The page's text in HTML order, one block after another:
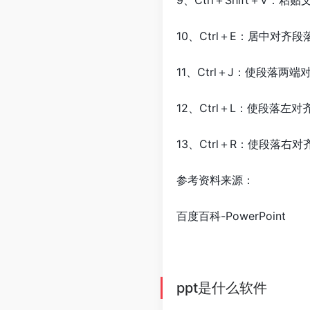
10、Ctrl＋E：居中对齐段
11、Ctrl＋J：使段落两端对
12、Ctrl＋L：使段落左对齐
13、Ctrl＋R：使段落右对
参考资料来源：
百度百科-PowerPoint
ppt是什么软件